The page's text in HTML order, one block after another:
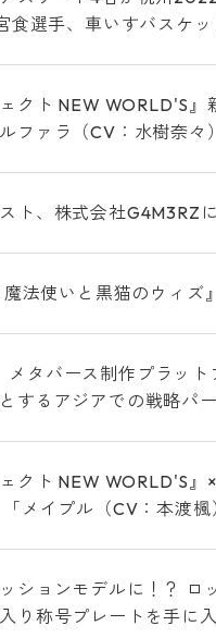
食選手、車いすバスケ
ェクト NEW WORLD'S
ファラ（CV：水樹奈々
ト、株式会社G4M3RZ
魔法使いと黒猫のウィ
タバース制作プラッ
するアジアでの戦略パ
ェクト NEW WORLD'S
メイプル（CV：本渡
ションモデルに！？ ロ
り称号プレートを手に